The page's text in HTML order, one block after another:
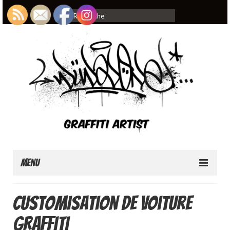
Rechercher
:
Menu
About
Customisation de voiture
graffiti